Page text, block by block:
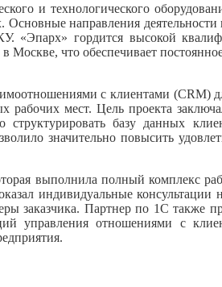
и технологического
направления
«Эпарх» гордится высокой
Москве, что обеспечивает
с клиентами (CRM)
мест. Цель проекта
базу данных
значительно повысить
выполнила полный комплекс
индивидуальные консультации
заказчика. Партнер по 1С также
управления отношениями с